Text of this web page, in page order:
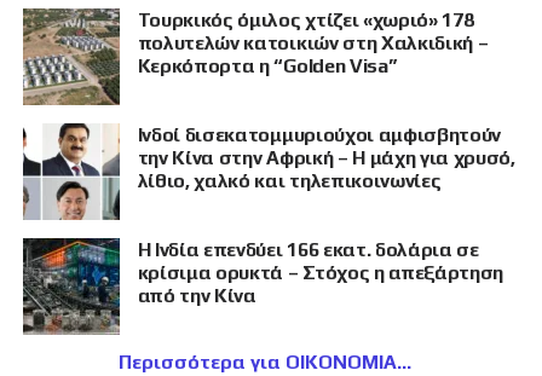
Τουρκικός όμιλος χτίζει «χωριό» 178
πολυτελών κατοικιών στη Χαλκιδική –
Κερκόπορτα η “Golden Visa”
Ινδοί δισεκατομμυριούχοι αμφισβητούν
την Κίνα στην Αφρική – Η μάχη για χρυσό,
λίθιο, χαλκό και τηλεπικοινωνίες
Η Ινδία επενδύει 166 εκατ. δολάρια σε
κρίσιμα ορυκτά – Στόχος η απεξάρτηση
από την Κίνα
Περισσότερα για ΟΙΚΟΝΟΜΙΑ